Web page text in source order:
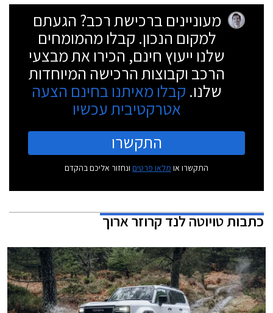
מעוניינים ברכישת רכב? הגעתם
למקום הנכון. קבלו מהמומחים
שלנו ייעוץ חינם, הכירו את מבצעי
הרכב וקבוצות הרכישה המיוחדות
שלנו. קבלו מאיתנו בחינם הצעה
אטרקטיבית עכשיו
התקשרו
התקשרו או מלאו פרטים ונחזור אליכם בהקדם
כתבותטויוטה לנד קרוזר ארוך